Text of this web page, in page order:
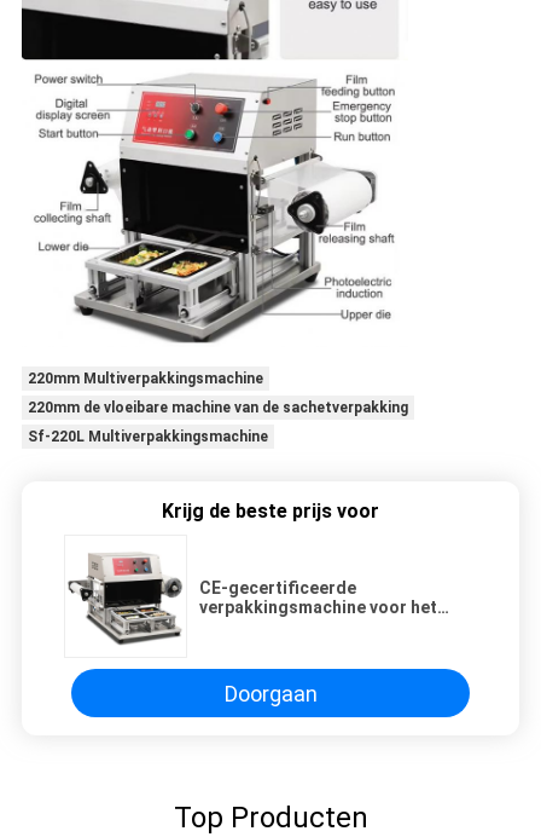
220mm Multiverpakkingsmachine
220mm de vloeibare machine van de sachetverpakking
Sf-220L Multiverpakkingsmachine
Krijg de beste prijs voor
CE-gecertificeerde
verpakkingsmachine voor het
Doorgaan
Top Producten